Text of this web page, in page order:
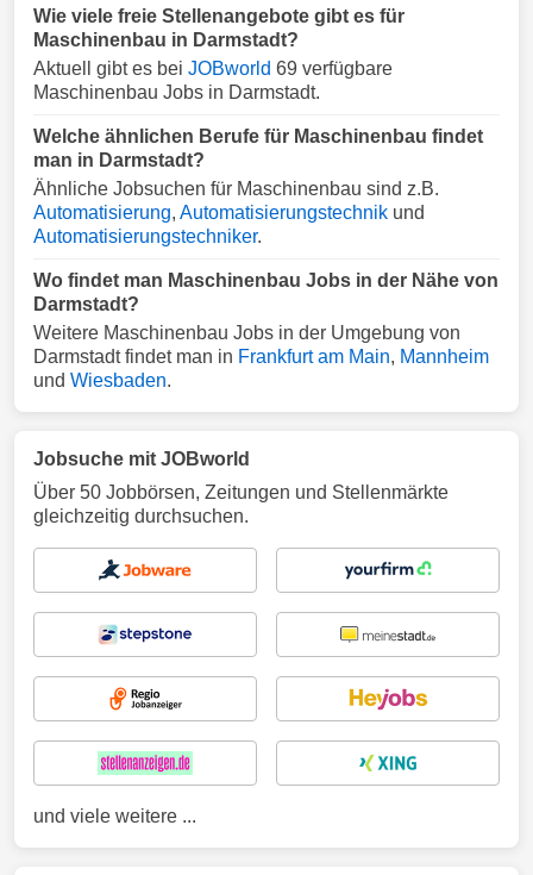
Wie viele freie Stellenangebote gibt es für
Maschinenbau in Darmstadt?
Aktuell gibt es bei JOBworld 69 verfügbare
Maschinenbau Jobs in Darmstadt.
Welche ähnlichen Berufe für Maschinenbau findet
man in Darmstadt?
Ähnliche Jobsuchen für Maschinenbau sind z.B.
Automatisierung, Automatisierungstechnik und
Automatisierungstechniker.
Wo findet man Maschinenbau Jobs in der Nähe von
Darmstadt?
Weitere Maschinenbau Jobs in der Umgebung von
Darmstadt findet man in Frankfurt am Main, Mannheim
und Wiesbaden.
Jobsuche mit JOBworld
Über 50 Jobbörsen, Zeitungen und Stellenmärkte
gleichzeitig durchsuchen.
und viele weitere ...